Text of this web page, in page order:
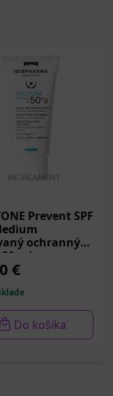
Prevent SPF
ochranný
ml
€
Do košíka